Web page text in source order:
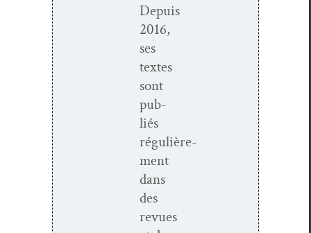
Depuis
2016,
ses
textes
sont
pub­
liés
régulière­
ment
dans
des
revues